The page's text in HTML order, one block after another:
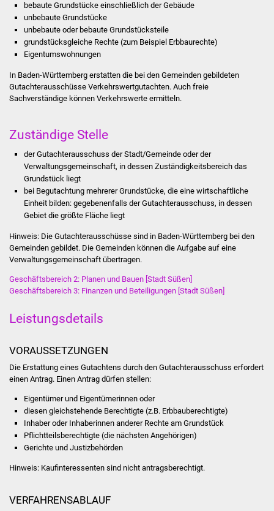
Ortsrecht
FNP / Bebauungspläne
Wahlen
Jubiläumsjahr 2021
Schulentwicklung Bizet
Sanierung Bizethalle
Bürger & Service
Was erledige ich wo
Dienstleistungen
Lebenslagen
bebaute Grundstücke einschließlich der Gebäude
unbebaute Grundstücke
unbebaute oder bebaute Grundstücksteile
grundstücksgleiche Rechte(zum Beispiel Erbbaurechte)
Eigentumswohnungen
In Baden-Württemberg erstatten die bei den Gemeinden gebildeten
Gutachterausschüsse Verkehrswertgutachten. Auch freie
Sachverständige können Verkehrswerte ermitteln.
Zuständige Stelle
der Gutachterausschuss der Stadt/Gemeinde oder der
Verwaltungsgemeinschaft, in dessen Zuständigkeitsbereich das
Grundstück liegt
bei Begutachtung mehrerer Grundstücke, die eine wirtschaftliche
Einheit bilden: gegebenenfalls der Gutachterausschuss, in dessen
Gebiet die größte Fläche liegt
Hinweis: Die Gutachterausschüsse sind in Baden-Württemberg bei den
Gemeinden gebildet. Die Gemeinden können die Aufgabe auf eine
Verwaltungsgemeinschaft übertragen.
Geschäftsbereich 2: Planen und Bauen [Stadt Süßen]
Geschäftsbereich 3: Finanzen und Beteiligungen [Stadt Süßen]
Leistungsdetails
VORAUSSETZUNGEN
Die Erstattung eines Gutachtens durch den Gutachterausschuss erfordert
einen Antrag. Einen Antrag dürfen stellen:
Eigentümer und Eigentümerinnen oder
diesen gleichstehende Berechtigte (z.B. Erbbauberechtigte)
Inhaber oder Inhaberinnen anderer Rechte am Grundstück
Pflichtteilsberechtigte (die nächsten Angehörigen)
Gerichte und Justizbehörden
Hinweis: Kaufinteressenten sind nicht antragsberechtigt.
VERFAHRENSABLAUF